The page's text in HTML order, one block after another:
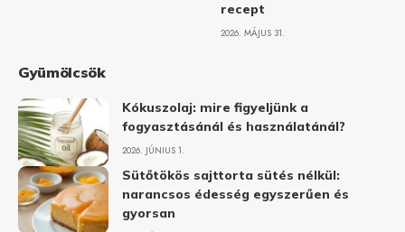
recept
2026. MÁJUS 31.
Gyümölcsök
Kókuszolaj: mire figyeljünk a
fogyasztásánál és használatánál?
2026. JÚNIUS 1.
Sütőtökös sajttorta sütés nélkül:
narancsos édesség egyszerűen és
gyorsan